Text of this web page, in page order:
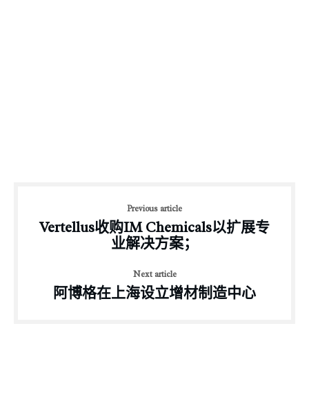
Previous article
Vertellus收购IM Chemicals以扩展专
业解决方案；
Next article
阿博格在上海设立增材制造中心